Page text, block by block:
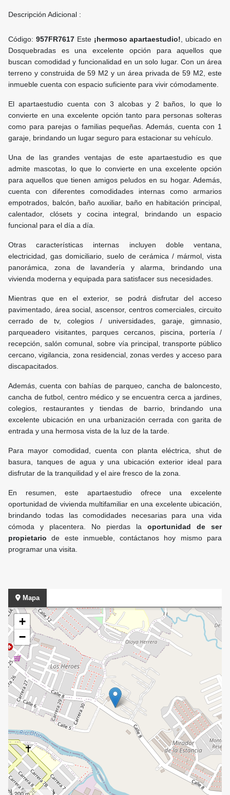
Descripción Adicional :
Código: 957FR7617 Este ¡hermoso apartaestudio! , ubicado en
Dosquebradas es una excelente opción para aquellos que
buscan comodidad y funcionalidad en un solo lugar. Con un área
terreno y construida de 59 M2 y un área privada de 59 M2, este
inmueble cuenta con espacio suficiente para vivir cómodamente.
El apartaestudio cuenta con 3 alcobas y 2 baños, lo que lo
convierte en una excelente opción tanto para personas solteras
como para parejas o familias pequeñas. Además, cuenta con 1
garaje, brindando un lugar seguro para estacionar su vehículo.
Una de las grandes ventajas de este apartaestudio es que
admite mascotas, lo que lo convierte en una excelente opción
para aquellos que tienen amigos peludos en su hogar. Además,
cuenta con diferentes comodidades internas como armarios
empotrados, balcón, baño auxiliar, baño en habitación principal,
calentador, clósets y cocina integral, brindando un espacio
funcional para el día a día.
Otras características internas incluyen doble ventana,
electricidad, gas domiciliario, suelo de cerámica / mármol, vista
panorámica, zona de lavandería y alarma, brindando una
vivienda moderna y equipada para satisfacer sus necesidades.
Mientras que en el exterior, se podrá disfrutar del acceso
pavimentado, área social, ascensor, centros comerciales, circuito
cerrado de tv, colegios / universidades, garaje, gimnasio,
parqueadero visitantes, parques cercanos, piscina, portería /
recepción, salón comunal, sobre vía principal, transporte público
cercano, vigilancia, zona residencial, zonas verdes y acceso para
discapacitados.
Además, cuenta con bahías de parqueo, cancha de baloncesto,
cancha de futbol, centro médico y se encuentra cerca a jardines,
colegios, restaurantes y tiendas de barrio, brindando una
excelente ubicación en una urbanización cerrada con garita de
entrada y una hermosa vista de la luz de la tarde.
Para mayor comodidad, cuenta con planta eléctrica, shut de
basura, tanques de agua y una ubicación exterior ideal para
disfrutar de la tranquilidad y el aire fresco de la zona.
En resumen, este apartaestudio ofrece una excelente
oportunidad de vivienda multifamiliar en una excelente ubicación,
brindando todas las comodidades necesarias para una vida
cómoda y placentera. No pierdas la oportunidad de ser
propietariode este inmueble, contáctanos hoy mismo para
programar una visita.
Mapa
+
−